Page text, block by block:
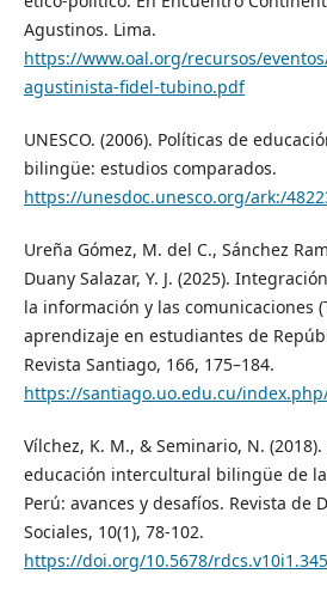
Agustinos. Lima.
https://www.oal.org/recursos/
agustinista-fidel-tubino.pdf
UNESCO. (2006). Políticas de
bilingüe: estudios comparados.
https://unesdoc.unesco.org/ark:/
Ureña Gómez, M. del C., Sánchez
Duany Salazar, Y. J. (2025).
la información y las comunicaciones
aprendizaje en estudiantes de
Revista Santiago, 166, 175–184.
https://santiago.uo.edu.cu/
Vílchez, K. M., & Seminario, N.
educación intercultural bilingüe de
Perú: avances y desafíos. Revista de
Sociales, 10(1), 78-102.
https://doi.org/10.5678/rdcs.v10i1.345